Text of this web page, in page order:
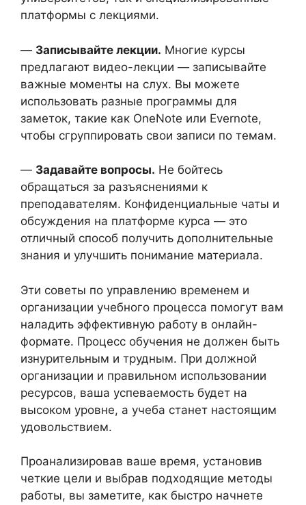
платформы с лекциями.
— Записывайте лекции. Многие курсы
предлагают видео-лекции — записывайте
важные моменты на слух. Вы можете
использовать разные программы для
заметок, такие как OneNote или Evernote,
чтобы сгруппировать свои записи по темам.
— Задавайте вопросы. Не бойтесь
обращаться за разъяснениями к
преподавателям. Конфиденциальные чаты и
обсуждения на платформе курса — это
отличный способ получить дополнительные
знания и улучшить понимание материала.
Эти советы по управлению временем и
организации учебного процесса помогут вам
наладить эффективную работу в онлайн-
формате. Процесс обучения не должен быть
изнурительным и трудным. При должной
организации и правильном использовании
ресурсов, ваша успеваемость будет на
высоком уровне, а учеба станет настоящим
удовольствием.
Проанализировав ваше время, установив
четкие цели и выбрав подходящие методы
работы, вы заметите, как быстро начнете